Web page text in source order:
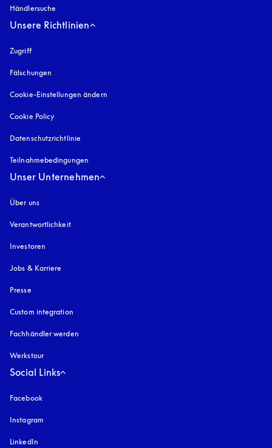
Händlersuche
Unsere Richtlinien
Zugrifföffnet sich in einem neuen Tab
Fälschungen
Cookie-Einstellungen ändern
Cookie Policy
Datenschutzrichtlinie
Teilnahmebedingungen
Unser Unternehmen
Über uns
Verantwortlichkeit
Investoren
Jobs & Karriere
Presse
Custom integration
Fachhändler werden
Werkstour
Social Links
Facebook
Instagram
LinkedIn